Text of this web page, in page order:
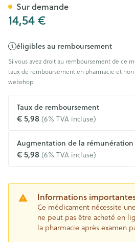
14,54 €
éligibles au remboursement
Si vous avez droit au remboursement de ce
taux de remboursement en pharmacie et
webshop.
Taux de remboursement
€ 5,98 (6% TVA incluse)
Augmentation de la rémunération
€ 5,98 (6% TVA incluse)
Informations
Ce médicament nécessite
ne peut pas être acheté en
la pharmacie après examen
Sur demande